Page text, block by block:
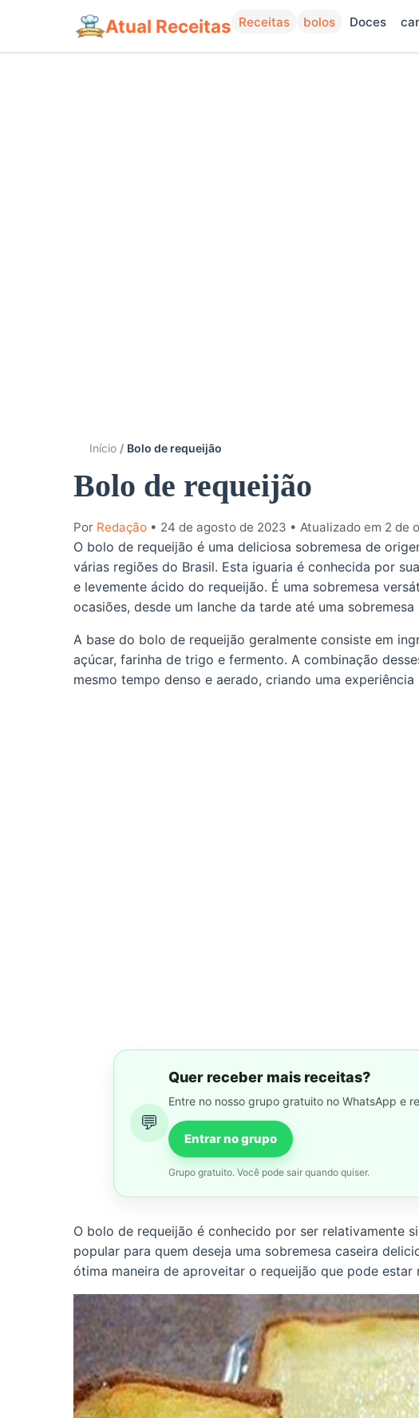
Atual Receitas Receitas bolos Doces
Início Bolo de requeijão
Bolo de requeijão
Por Redação • 24 de agosto de 2023 • Atualizado em 2 de
O bolo de requeijão é uma deliciosa sobremesa de
várias regiões do Brasil. Esta iguaria é conhecida por
e levemente ácido do requeijão. É uma sobremesa
ocasiões, desde um lanche da tarde até uma
A base do bolo de requeijão geralmente consiste em
açúcar, farinha de trigo e fermento. A combinação
mesmo tempo denso e aerado, criando uma experiência
💬
Quer receber mais receitas?
Entre no nosso grupo gratuito no WhatsApp e
Entrar no grupo
Grupo gratuito. Você pode sair quando quiser.
O bolo de requeijão é conhecido por ser relativamente
popular para quem deseja uma sobremesa caseira
ótima maneira de aproveitar o requeijão que pode estar